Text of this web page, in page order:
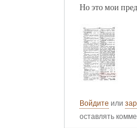
Но это мои
Войдите или
оставлять